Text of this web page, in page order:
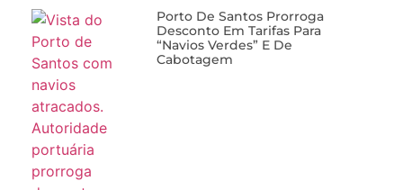
Porto De Santos Prorroga
Desconto Em Tarifas Para
“navios Verdes” E De
Cabotagem